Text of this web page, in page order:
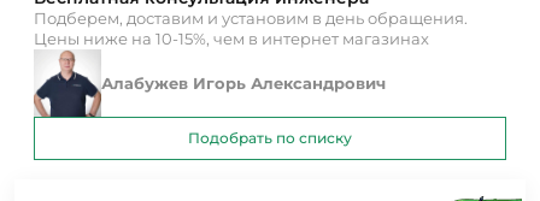
Подберем, доставим и установим в день обращения.
Цены ниже на 10-15%, чем в интернет магазинах
Алабужев Игорь Александрович
Подобрать по списку